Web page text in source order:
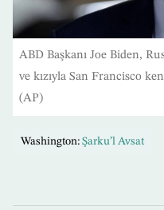
ABD Başkanı Joe Biden,
ve kızıyla San Francisco
(AP)
Washington: Şarku’l Avsat